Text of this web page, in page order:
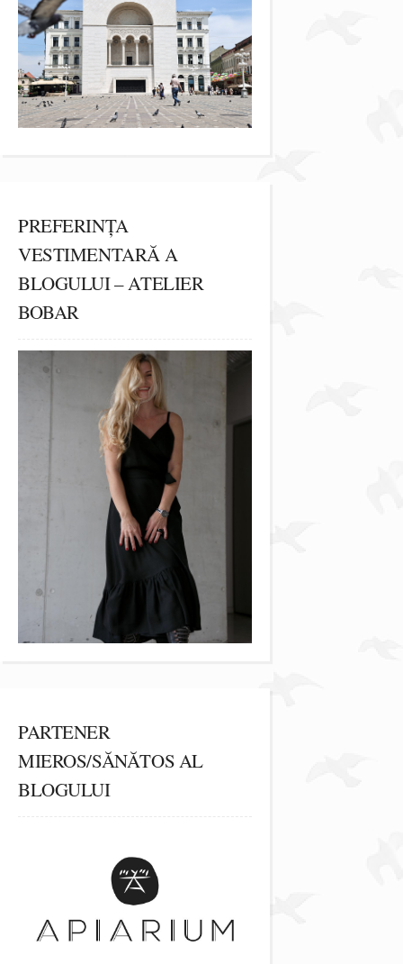
PREFERINȚA
VESTIMENTARĂ A
BLOGULUI – ATELIER
BOBAR
PARTENER
MIEROS/SĂNĂTOS AL
BLOGULUI